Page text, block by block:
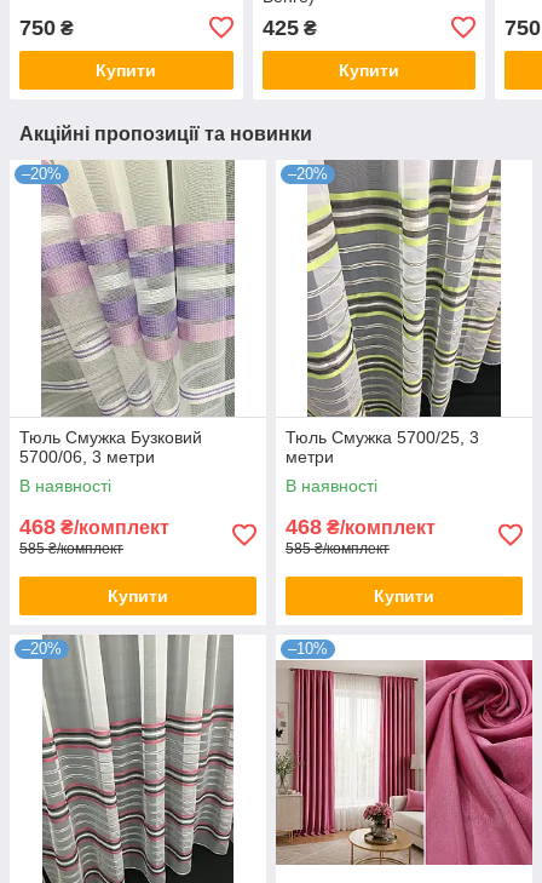
750 ₴
Купити
425₴
Купити
750
Акційні пропозиції та новинки
–20%
Тюль Смужка Бузковий
5700/06, 3 метри
В наявності
468 ₴/комплект
585 ₴/комплект
Купити
–20%
Тюль Смужка 5700/25, 3
метри
В наявності
468 ₴/комплект
585 ₴/комплект
Купити
–20% –10%